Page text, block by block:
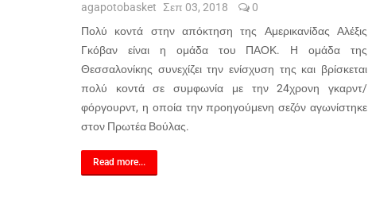
agapotobasket Σεπ 03, 2018
0
Πολύ κοντά στην απόκτηση της Αμερικανίδας Αλέξις
Γκόβαν είναι η ομάδα του ΠΑΟΚ. Η ομάδα της
Θεσσαλονίκης συνεχίζει την ενίσχυση της και βρίσκεται
πολύ κοντά σε συμφωνία με την 24χρονη γκαρντ/
φόργουρντ, η οποία την προηγούμενη σεζόν αγωνίστηκε
στον Πρωτέα Βούλας.
Read more...